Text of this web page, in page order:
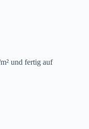
und fertig auf